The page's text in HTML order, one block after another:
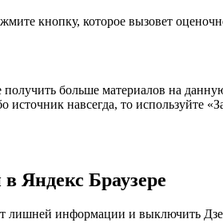
кнопку, которое вызовет
больше материалов на
источник навсегда, то используйте
Яндекс Браузере
лишней информации и выключить